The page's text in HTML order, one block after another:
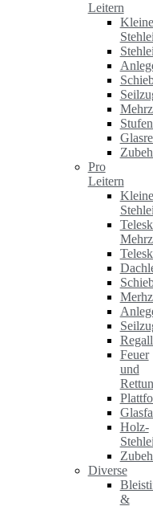
Leitern
Kleine
Pro
Leitern
Kleine
Feuer
und
Holz-
Diverse
&